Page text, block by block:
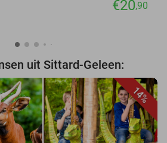
€20,90
uit Sittard-Geleen:
14%